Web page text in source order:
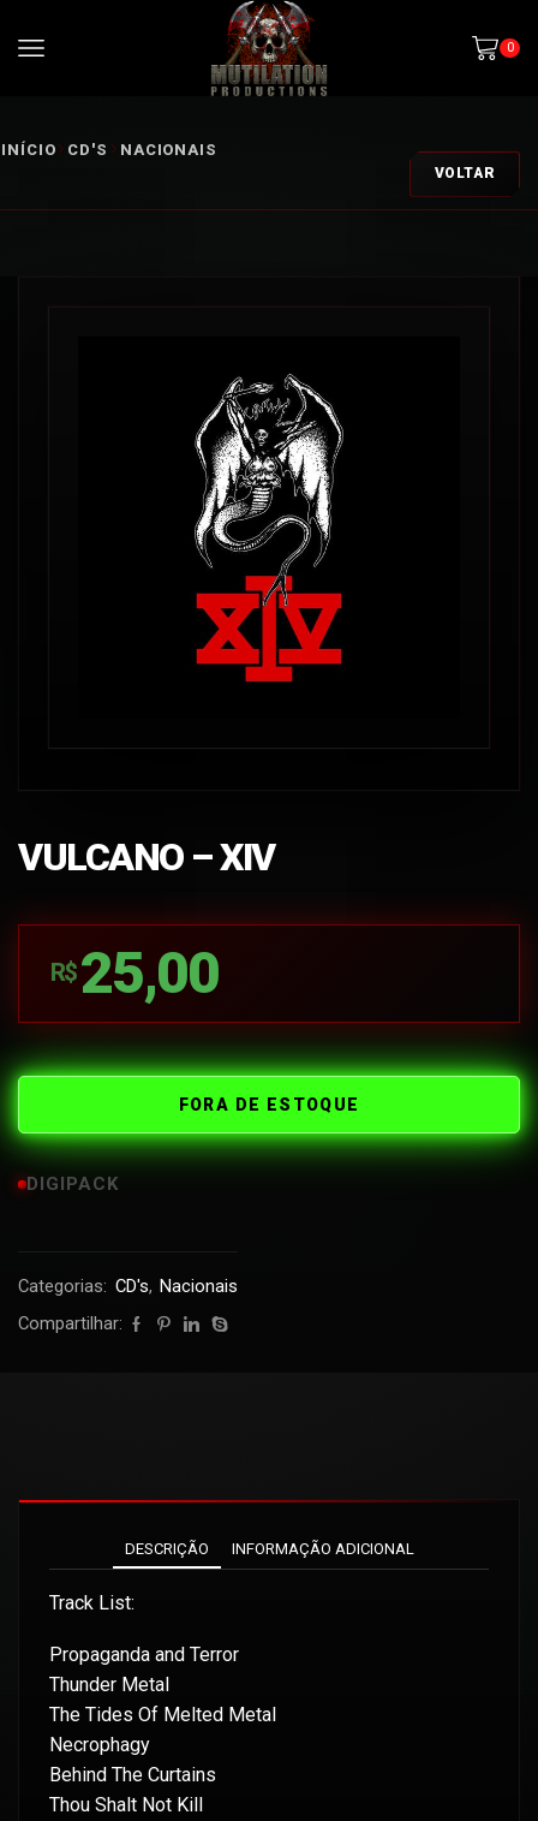
0
INÍCIO CD'S NACIONAIS
VOLTAR
VULCANO – XIV
R$ 25,00
FORA DE ESTOQUE
DIGIPACK
Categorias: CD's, Nacionais
Compartilhar:
DESCRIÇÃO INFORMAÇÃO ADICIONAL
Track List:
Propaganda and Terror
Thunder Metal
The Tides Of Melted Metal
Necrophagy
Behind The Curtains
Thou Shalt Not Kill